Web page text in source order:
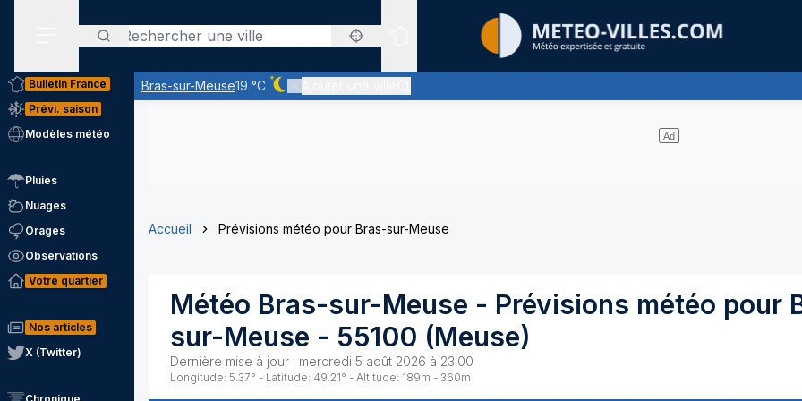
Rechercher
Sites expertis&eacute;s
Bras-sur-Meuse19 °C
Ciel dégagé - quasiment pas de nuages
Bulletin France
Prévi. saison
Modèles météo
Pluies
Nuages
Orages
Observations
Votre quartier
Nos articles
X (Twitter)
Accueil Prévisions météo pour Bras-sur-Meuse
Météo Bras-sur-Meuse - Prévisions météo pour
sur-Meuse - 55100 (Meuse)
Dernière mise à jour : mercredi 5 août 2026 à 23:00
Longitude: 5.37° - Latitude: 49.21° - Altitude: 189m - 360m